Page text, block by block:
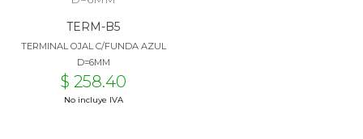
TERM-B5
TERMINAL OJAL C/FUNDA AZUL
D=6MM
$ 258.40
No incluye IVA